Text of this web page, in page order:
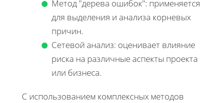
Метод "дерева ошибок": применяется
для выделения и анализа корневых
причин.
Сетевой анализ: оценивает влияние
риска на различные аспекты проекта
или бизнеса.
С использованием комплексных методов